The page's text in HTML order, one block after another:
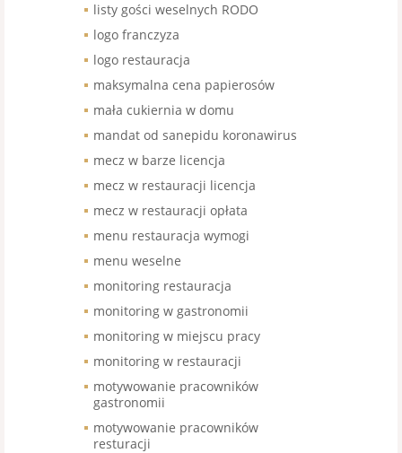
listy gości weselnych RODO
logo franczyza
logo restauracja
maksymalna cena papierosów
mała cukiernia w domu
mandat od sanepidu koronawirus
mecz w barze licencja
mecz w restauracji licencja
mecz w restauracji opłata
menu restauracja wymogi
menu weselne
monitoring restauracja
monitoring w gastronomii
monitoring w miejscu pracy
monitoring w restauracji
motywowanie pracowników
gastronomii
motywowanie pracowników
resturacji